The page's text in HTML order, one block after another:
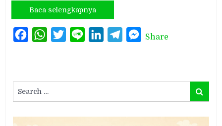
Baca selengkapnya
FacebookWhatsAppTwitterLine LinkedInTelegramMessenger
Share
for:
Search